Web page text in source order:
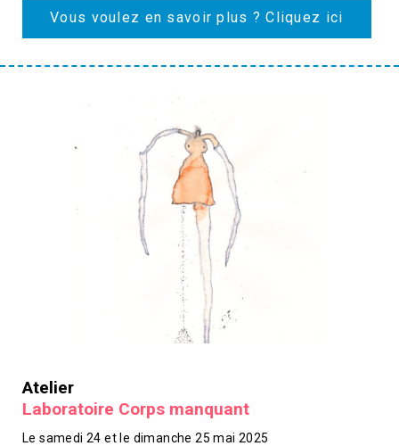
Vous voulez en savoir plus ? Cliquez ici
Atelier
Laboratoire Corps manquant
Le samedi 24 et le dimanche 25 mai 2025